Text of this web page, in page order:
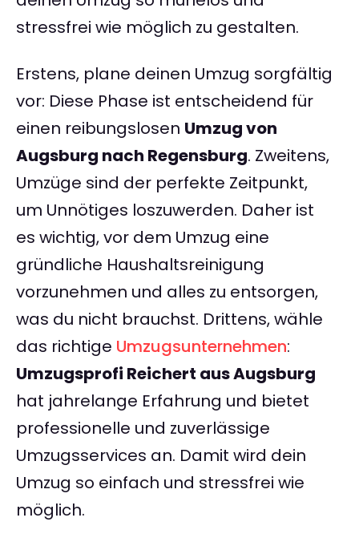
stressfrei wie möglich zu gestalten.
Erstens, plane deinen Umzug sorgfältig
vor: Diese Phase ist entscheidend für
einen reibungslosen Umzug von
Augsburg nach Regensburg. Zweitens,
Umzüge sind der perfekte Zeitpunkt,
um Unnötiges loszuwerden. Daher ist
es wichtig, vor dem Umzug eine
gründliche Haushaltsreinigung
vorzunehmen und alles zu entsorgen,
was du nicht brauchst. Drittens, wähle
das richtige Umzugsunternehmen:
Umzugsprofi Reichert aus Augsburg
hat jahrelange Erfahrung und bietet
professionelle und zuverlässige
Umzugsservices an. Damit wird dein
Umzug so einfach und stressfrei wie
möglich.